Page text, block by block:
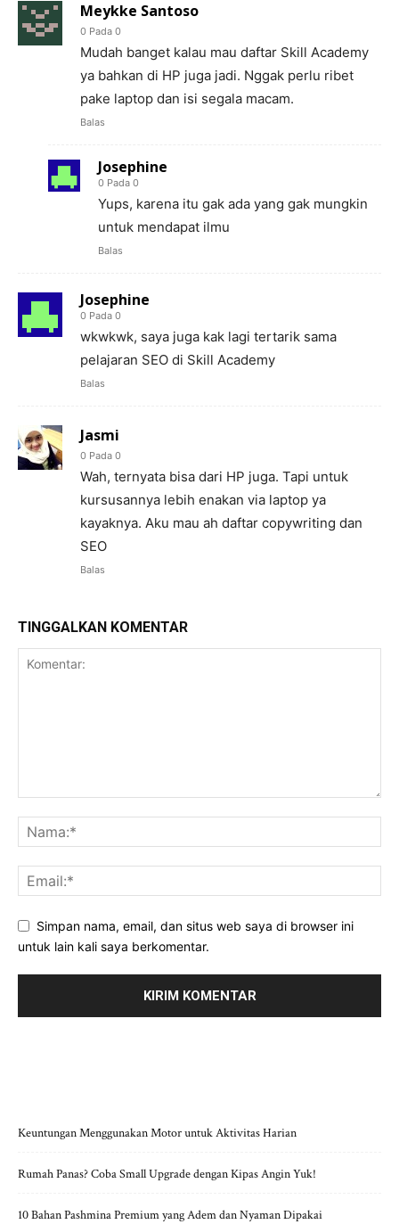
Meykke Santoso
0 Pada 0
Mudah banget kalau mau daftar Skill Academy
ya bahkan di HP juga jadi. Nggak perlu ribet
pake laptop dan isi segala macam.
Balas
Josephine
0 Pada 0
Yups, karena itu gak ada yang gak mungkin
untuk mendapat ilmu
Balas
Josephine
0 Pada 0
wkwkwk, saya juga kak lagi tertarik sama
pelajaran SEO di Skill Academy
Balas
Jasmi
0 Pada 0
Wah, ternyata bisa dari HP juga. Tapi untuk
kursusannya lebih enakan via laptop ya
kayaknya. Aku mau ah daftar copywriting dan
SEO
Balas
TINGGALKAN KOMENTAR
Simpan nama, email, dan situs web saya di browser ini
untuk lain kali saya berkomentar.
Keuntungan Menggunakan Motor untuk Aktivitas Harian
Rumah Panas? Coba Small Upgrade dengan Kipas Angin Yuk!
10 Bahan Pashmina Premium yang Adem dan Nyaman Dipakai